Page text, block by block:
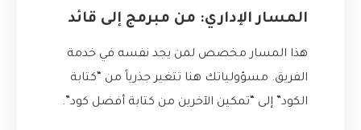
المسار الإداري: من مبرمج إلى قائد
هذا المسار مخصص لمن يجد نفسه في خدمة
الفريق. مسؤولياتك هنا تتغير جذرياً من “كتابة
الكود” إلى “تمكين الآخرين من كتابة أفضل كود”.